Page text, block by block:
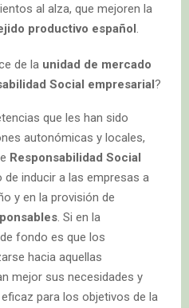
al alza, que mejoren la
productivo español
de la unidad de mercado
Social empresarial?
que les han sido
autonómicas y locales,
Responsabilidad Social
de inducir a las empresas a
y en la provisión de
. Si en la
fondo es que los
hacia aquellas
mejor sus necesidades y
para los objetivos de la